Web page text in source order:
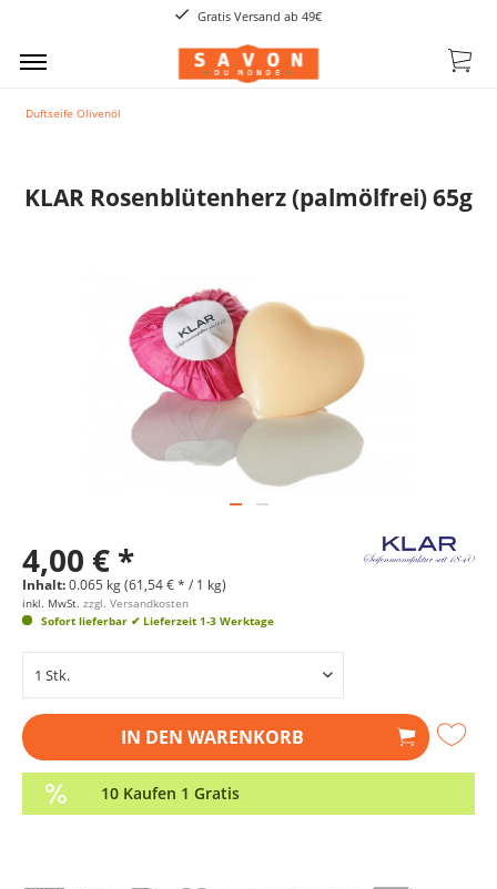
Gratis Versand ab 49€
Duftseife Olivenöl
KLAR Rosenblütenherz (palmölfrei) 65g
4,00 € *
Inhalt:0.065 kg (61,54 € * / 1 kg)
inkl. MwSt. zzgl. Versandkosten
Sofort lieferbar ✔ Lieferzeit 1-3 Werktage
IN DEN WARENKORB
10 Kaufen 1 Gratis